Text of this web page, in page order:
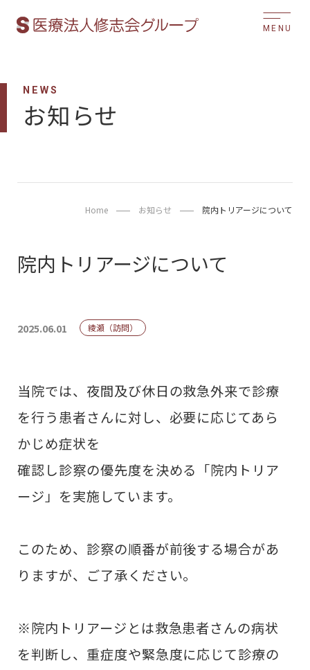
MENU
NEWS
お知らせ
Home お知らせ 院内トリアージについて
院内トリアージについて
2025.06.01 綾瀬（訪問）
当院では、夜間及び休日の救急外来で診療
を行う患者さんに対し、必要に応じてあら
かじめ症状を
確認し診察の優先度を決める「院内トリア
ージ」を実施しています。
このため、診察の順番が前後する場合があ
りますが、ご了承ください。
※院内トリアージとは救急患者さんの病状
を判断し、重症度や緊急度に応じて診療の